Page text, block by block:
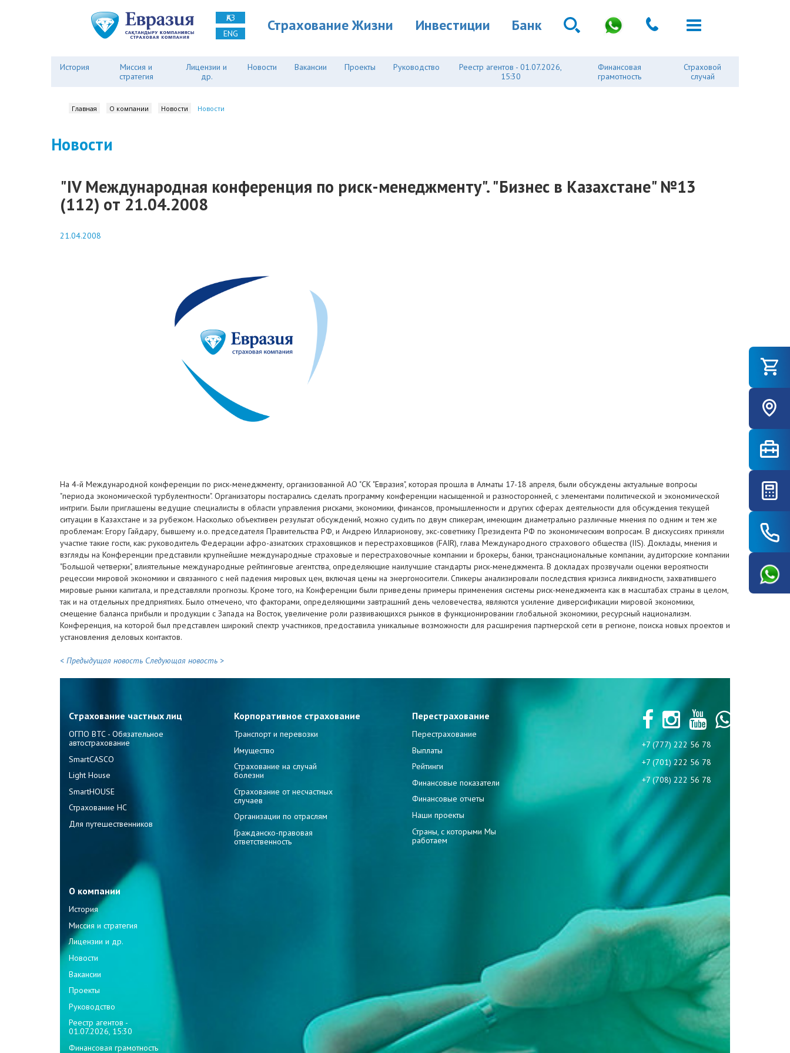
ҚАЗ
ENG
Страхование Жизни Инвестиции Банк
История
Миссия и
стратегия
Лицензии и
др.
Новости Вакансии Проекты Руководство
Реестр агентов - 01.07.2026,
15:30
Финансовая
грамотность
Страховой
случай
Главная О компании Новости Новости
Новости
"IV Международная конференция по риск-менеджменту". "Бизнес в Казахстане" №13
(112) от 21.04.2008
21.04.2008
На 4-й Международной конференции по риск-менеджменту, организованной АО "СК "Евразия", которая прошла в Алматы 17-18 апреля, были обсуждены актуальные вопросы
"периода экономической турбулентности". Организаторы постарались сделать программу конференции насыщенной и разносторонней, с элементами политической и экономической
интриги. Были приглашены ведущие специалисты в области управления рисками, экономики, финансов, промышленности и других сферах деятельности для обсуждения текущей
ситуации в Казахстане и за рубежом. Насколько объективен результат обсуждений, можно судить по двум спикерам, имеющим диаметрально различные мнения по одним и тем же
проблемам: Егору Гайдару, бывшему и.о. председателя Правительства РФ, и Андрею Илларионову, экс-советнику Президента РФ по экономическим вопросам. В дискуссиях приняли
участие такие гости, как: руководитель Федерации афро-азиатских страховщиков и перестраховщиков (FAIR), глава Международного страхового общества (IIS). Доклады, мнения и
взгляды на Конференции представили крупнейшие международные страховые и перестраховочные компании и брокеры, банки, транснациональные компании, аудиторские компании
"Большой четверки", влиятельные международные рейтинговые агентства, определяющие наилучшие стандарты риск-менеджмента. В докладах прозвучали оценки вероятности
рецессии мировой экономики и связанного с ней падения мировых цен, включая цены на энергоносители. Спикеры анализировали последствия кризиса ликвидности, захватившего
мировые рынки капитала, и представляли прогнозы. Кроме того, на Конференции были приведены примеры применения системы риск-менеджмента как в масштабах страны в целом,
так и на отдельных предприятиях. Было отмечено, что факторами, определяющими завтрашний день человечества, являются усиление диверсификации мировой экономики,
смещение баланса прибыли и продукции с Запада на Восток, увеличение роли развивающихся рынков в функционировании глобальной экономики, ресурсный национализм.
Конференция, на которой был представлен широкий спектр участников, предоставила уникальные возможности для расширения партнерской сети в регионе, поиска новых проектов и
установления деловых контактов.
< Предыдущая новость Следующая новость >
Страхование частных лиц
ОГПО ВТС - Обязательное
автострахование
SmartCASCO
Light House
SmartHOUSE
Страхование НС
Для путешественников
Корпоративное страхование
Транспорт и перевозки
Имущество
Страхование на случай
болезни
Страхование от несчастных
случаев
Организации по отраслям
Гражданско-правовая
ответственность
Перестрахование
Перестрахование
Выплаты
Рейтинги
Финансовые показатели
Финансовые отчеты
Наши проекты
Страны, с которыми Мы
работаем
О компании
История
Миссия и стратегия
Лицензии и др.
Новости
Вакансии
Проекты
Руководство
Реестр агентов -
01.07.2026, 15:30
Финансовая грамотность
+7 (777) 222 56 78
+7 (701) 222 56 78
+7 (708) 222 56 78